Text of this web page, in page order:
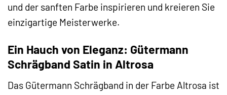
und der sanften Farbe inspirieren und kreieren Sie
einzigartige Meisterwerke.
Ein Hauch von Eleganz: Gütermann
Schrägband Satin in Altrosa
Das Gütermann Schrägband in der Farbe Altrosa ist